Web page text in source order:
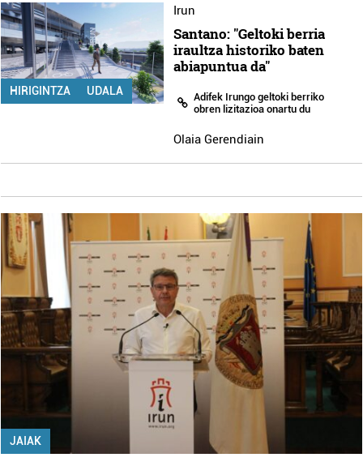
HIRIGINTZA UDALA
Irun
Santano: "Geltoki berria
iraultza historiko baten
abiapuntua da"
Adifek Irungo geltoki berriko
obren lizitazioa onartu du
Olaia Gerendiain
JAIAK